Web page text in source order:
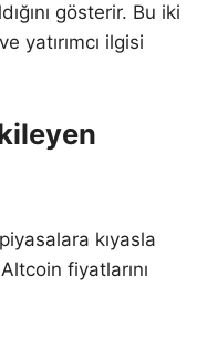
gösterir. Bu iki
yatırımcı ilgisi
kıyasla
fiyatlarını